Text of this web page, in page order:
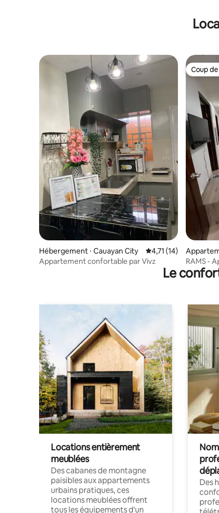
Hébergement ⋅ Cauayan City Évaluation moyenne
4,71 (14)
Appartement confortable par Vivz
Coup
Coup
RAMS -
unité 3B
Le
Locations entièrement
meublées
Des cabanes de montagne
paisibles aux appartements
urbains pratiques, ces
locations meublées offrent
tous les équipements d'un
Des